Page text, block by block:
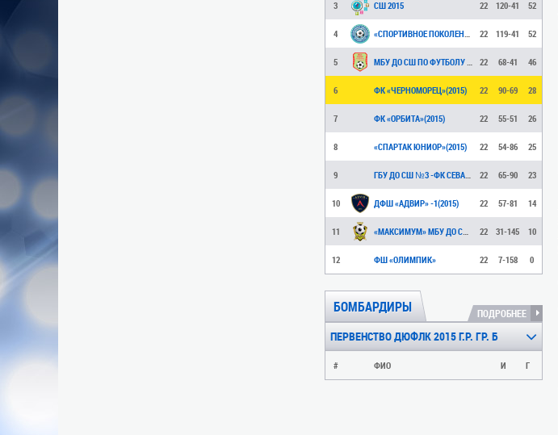
3 СШ 2015 22 120-41 52
4 «СПОРТИВНОЕ ПОКОЛЕНИЕ «2015Г 22 119-41 52
5 МБУ ДО СШ ПО ФУТБОЛУ 2015 22 68-41 46
6 ФК «ЧЕРНОМОРЕЦ»(2015) 22 90-69 28
7 ФК «ОРБИТА»(2015) 22 55-51 26
8 «СПАРТАК ЮНИОР»(2015) 22 54-86 25
9 ГБУ ДО СШ №3 -ФК СЕВАСТОПОЛЬ 2015 22 65-90 23
10 ДФШ «АДВИР» -1(2015) 22 57-81 14
11 «МАКСИМУМ» МБУ ДО СШ 2015 22 31-145 10
12 ФШ «ОЛИМПИК» 22 7-158 0
БОМБАРДИРЫ ПОДРОБНЕЕ
ПЕРВЕНСТВО ДЮФЛК 2015 Г.Р. ГР. Б
# ФИО И Г